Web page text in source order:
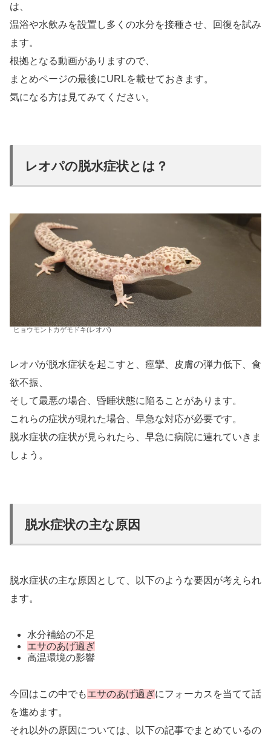
は、
温浴や水飲みを設置し多くの水分を接種させ、回復を試み
ます。
根拠となる動画がありますので、
まとめページの最後にURLを載せておきます。
気になる方は見てみてください。
レオパの脱水症状とは？
ヒョウモントカゲモドキ(レオパ)
レオパが脱水症状を起こすと、痙攣、皮膚の弾力低下、食
欲不振、
そして最悪の場合、昏睡状態に陥ることがあります。
これらの症状が現れた場合、早急な対応が必要です。
脱水症状の症状が見られたら、早急に病院に連れていきま
しょう。
脱水症状の主な原因
脱水症状の主な原因として、以下のような要因が考えられ
ます。
水分補給の不足
エサのあげ過ぎ
高温環境の影響
今回はこの中でもエサのあげ過ぎにフォーカスを当てて話
を進めます。
それ以外の原因については、以下の記事でまとめているの